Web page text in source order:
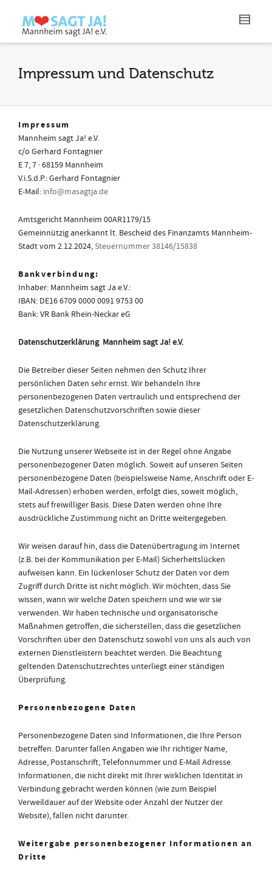
Impressum und Datenschutz
Impressum
Mannheim sagt Ja! e.V.
c/o Gerhard Fontagnier
E 7, 7 · 68159 Mannheim
V.i.S.d.P.: Gerhard Fontagnier
E-Mail: info@masagtja.de
Amtsgericht Mannheim 00AR1179/15
Gemeinnützig anerkannt lt. Bescheid des Finanzamts Mannheim-
Stadt vom 2.12.2024, Steuernummer 38146/15838
Bankverbindung:
Inhaber: Mannheim sagt Ja e.V.:
IBAN: DE16 6709 0000 0091 9753 00
Bank: VR Bank Rhein-Neckar eG
Datenschutzerklärung Mannheim sagt Ja! e.V.
Die Betreiber dieser Seiten nehmen den Schutz Ihrer
persönlichen Daten sehr ernst. Wir behandeln Ihre
personenbezogenen Daten vertraulich und entsprechend der
gesetzlichen Datenschutzvorschriften sowie dieser
Datenschutzerklärung.
Die Nutzung unserer Webseite ist in der Regel ohne Angabe
personenbezogener Daten möglich. Soweit auf unseren Seiten
personenbezogene Daten (beispielsweise Name, Anschrift oder E-
Mail-Adressen) erhoben werden, erfolgt dies, soweit möglich,
stets auf freiwilliger Basis. Diese Daten werden ohne Ihre
ausdrückliche Zustimmung nicht an Dritte weitergegeben.
Wir weisen darauf hin, dass die Datenübertragung im Internet
(z.B. bei der Kommunikation per E-Mail) Sicherheitslücken
aufweisen kann. Ein lückenloser Schutz der Daten vor dem
Zugriff durch Dritte ist nicht möglich. Wir möchten, dass Sie
wissen, wann wir welche Daten speichern und wie wir sie
verwenden. Wir haben technische und organisatorische
Maßnahmen getroffen, die sicherstellen, dass die gesetzlichen
Vorschriften über den Datenschutz sowohl von uns als auch von
externen Dienstleistern beachtet werden. Die Beachtung
geltenden Datenschutzrechtes unterliegt einer ständigen
Überprüfung.
Personenbezogene Daten
Personenbezogene Daten sind Informationen, die Ihre Person
betreffen. Darunter fallen Angaben wie Ihr richtiger Name,
Adresse, Postanschrift, Telefonnummer und E-Mail Adresse.
Informationen, die nicht direkt mit Ihrer wirklichen Identität in
Verbindung gebracht werden können (wie zum Beispiel
Verweildauer auf der Website oder Anzahl der Nutzer der
Website), fallen nicht darunter.
Weitergabe personenbezogener Informationen an
Dritte